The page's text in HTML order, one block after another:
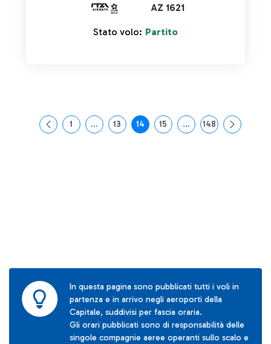
AZ 1621
Stato volo: Partito
Pagina
1 ...Pagine intermedie Use TAB to navigate.
Pagina
13 Pagina
14 Pagina
15 ...Pagine intermedie
Pagina
148
In questa pagina sono pubblicati tutti i voli in
partenza e in arrivo negli aeroporti della
Capitale, suddivisi per fascia oraria.
Gli orari pubblicati sono di responsabilità delle
singole compagnie aeree operanti sullo scalo e